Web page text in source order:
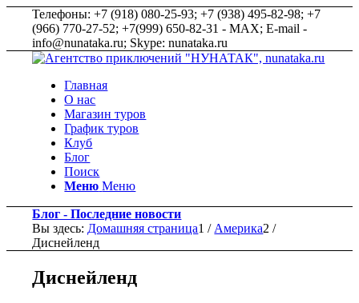
Телефоны: +7 (918) 080-25-93; +7 (938) 495-82-98; +7
(966) 770-27-52; +7(999) 650-82-31 - MAX; E-mail -
info@nunataka.ru; Skype: nunataka.ru
Главная
О нас
Магазин туров
График туров
Клуб
Блог
Поиск
Меню Меню
Блог - Последние новости
Вы здесь: Домашняя страница1 / Америка2 /
Диснейленд
Диснейленд